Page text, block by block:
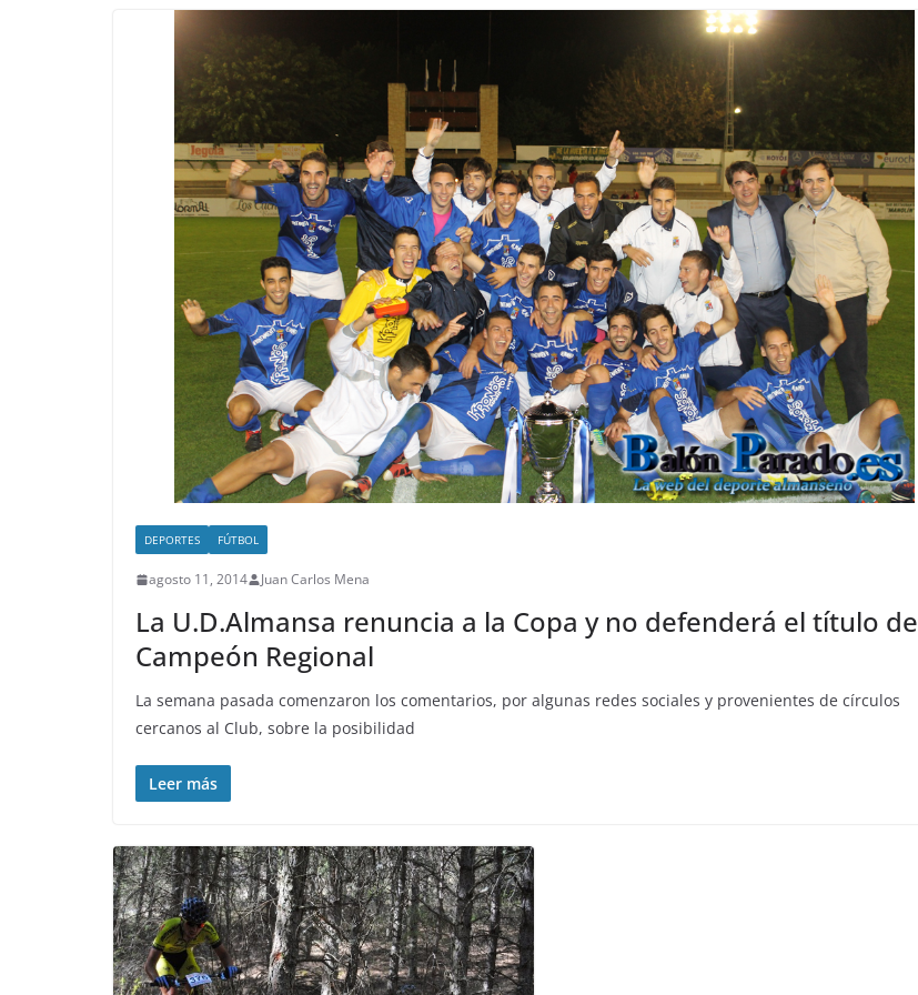
DEPORTES FÚTBOL
agosto 11, 2014 Juan Carlos Mena
La U.D.Almansa renuncia a la Copa y no defenderá el título de
Campeón Regional
La semana pasada comenzaron los comentarios, por algunas redes sociales y provenientes de círculos
cercanos al Club, sobre la posibilidad
Leer más